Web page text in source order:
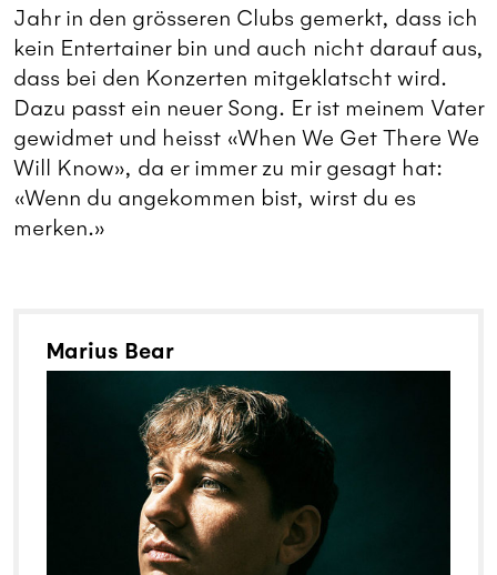
Jahr in den grösseren Clubs gemerkt, dass ich
kein Entertainer bin und auch nicht darauf aus,
dass bei den Konzerten mitgeklatscht wird.
Dazu passt ein neuer Song. Er ist meinem Vater
gewidmet und heisst «When We Get There We
Will Know», da er immer zu mir gesagt hat:
«Wenn du angekommen bist, wirst du es
merken.»
Marius Bear